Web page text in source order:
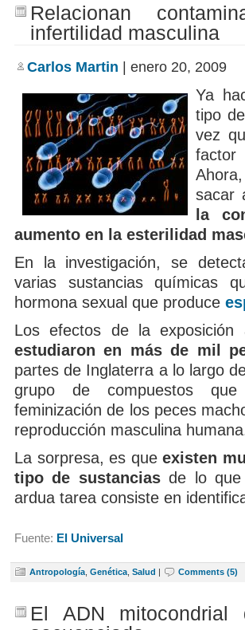
Relacionan
infertilidad masculina
Carlos Martin | enero 20, 2009
Ya
tipo
vez
sacar
la
aumento en la esterilidad
En la investigación, se
varias sustancias químicas
hormona sexual que produce
Los efectos de la
estudiaron en más de mil
partes de Inglaterra a lo largo
grupo de compuestos
feminización de los peces
reproducción masculina
La sorpresa, es queexisten
tipo de sustanciasde lo que
ardua tarea consiste en
Fuente: El Universal
Antropología Genética Salud | Comments (5)
El ADN mitocondrial